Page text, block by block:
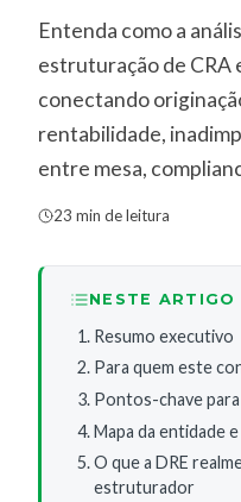
Entenda como a
estruturação de CRA
conectando
rentabilidade,
entre mesa,
23 min de leitura
NESTE ARTIGO
Resumo executivo
Para quem este
Pontos-chave
Mapa da entidade
O que a DRE
estruturador